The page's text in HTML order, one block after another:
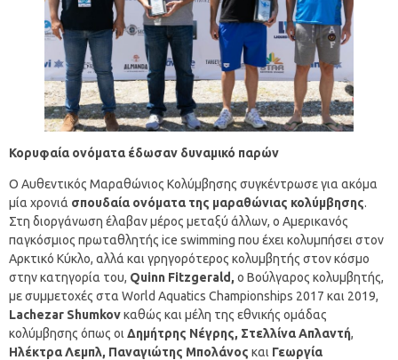
Κορυφαία ονόματα έδωσαν δυναμικό παρών
Ο Αυθεντικός Μαραθώνιος Κολύμβησης συγκέντρωσε για ακόμα
μία χρονιά σπουδαία ονόματα της μαραθώνιας κολύμβησης.
Στη διοργάνωση έλαβαν μέρος μεταξύ άλλων, ο Αμερικανός
παγκόσμιος πρωταθλητής ice swimming που έχει κολυμπήσει στον
Αρκτικό Κύκλο, αλλά και γρηγορότερος κολυμβητής στον κόσμο
στην κατηγορία του, Quinn Fitzgerald , ο Βούλγαρος κολυμβητής,
με συμμετοχές στα World Aquatics Championships 2017 και 2019,
Lachezar Shumkovκαθώς και μέλη της εθνικής ομάδας
κολύμβησης όπως οι Δημήτρης Νέγρης, Στελλίνα Απλαντή,
Ηλέκτρα Λεμπλ, Παναγιώτης Μπολάνος και Γεωργία